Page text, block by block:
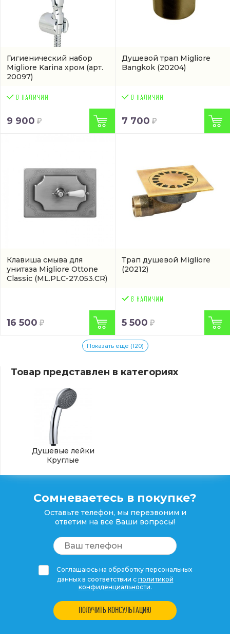
Гигиенический набор
Migliore Karina хром (арт.
20097)
9 900
Душевой трап Migliore
Bangkok (20204)
7 700
Клавиша смыва для
унитаза Migliore Ottone
Classic (ML.PLC-27.053.CR)
16 500
Трап душевой Migliore
(20212)
5 500
Показать еще (120)
Товар представлен в категориях
Душевые лейки
Круглые
Сомневаетесь в покупке?
Оставьте телефон, мы перезвоним и
ответим на все Ваши вопросы!
Соглашаюсь на обработку персональных
данных в соответствии с политикой
конфиденциальности.
ПОЛУЧИТЬ КОНСУЛЬТАЦИЮ